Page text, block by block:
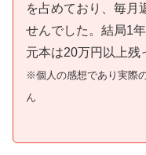
を占めており、毎月
せんでした。結局1
元本は20万円以上残
※個人の感想であり実際
ん